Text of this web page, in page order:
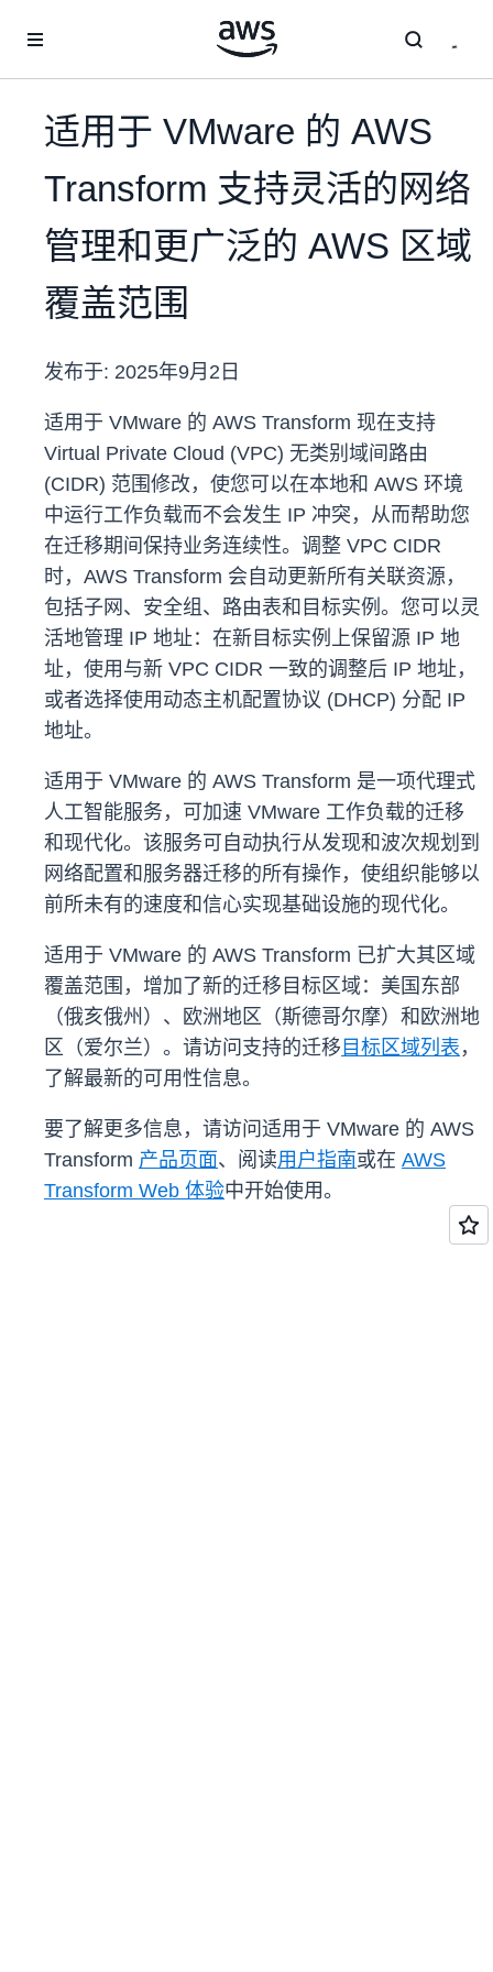
适用于 VMware 的 AWS
Transform 支持灵活的网络
管理和更广泛的 AWS 区域
覆盖范围
发布于: 2025年9月2日
适用于 VMware 的 AWS Transform 现在支持
Virtual Private Cloud (VPC) 无类别域间路由
(CIDR) 范围修改，使您可以在本地和 AWS 环境
中运行工作负载而不会发生 IP 冲突，从而帮助您
在迁移期间保持业务连续性。调整 VPC CIDR
时，AWS Transform 会自动更新所有关联资源，
包括子网、安全组、路由表和目标实例。您可以灵
活地管理 IP 地址：在新目标实例上保留源 IP 地
址，使用与新 VPC CIDR 一致的调整后 IP 地址，
或者选择使用动态主机配置协议 (DHCP) 分配 IP
地址。
适用于 VMware 的 AWS Transform 是一项代理式
人工智能服务，可加速 VMware 工作负载的迁移
和现代化。该服务可自动执行从发现和波次规划到
网络配置和服务器迁移的所有操作，使组织能够以
前所未有的速度和信心实现基础设施的现代化。
适用于 VMware 的 AWS Transform 已扩大其区域
覆盖范围，增加了新的迁移目标区域：美国东部
（俄亥俄州）、欧洲地区（斯德哥尔摩）和欧洲地
区（爱尔兰）。请访问支持的迁移 目标区域列表 ，
了解最新的可用性信息。
要了解更多信息，请访问适用于 VMware 的 AWS
Transform 产品页面、阅读用户指南或在 AWS
Transform Web 体验中开始使用。